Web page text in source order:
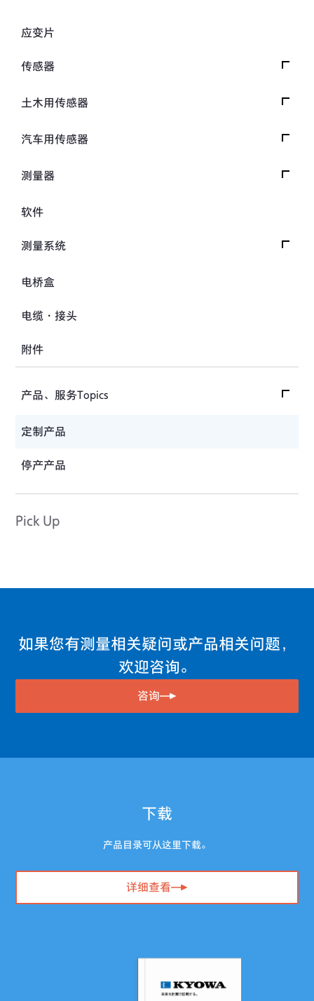
应变片
传感器
载荷传感器
位移传感器
分力传感器
土木用传感器
载荷传感器
水位计
温度计
接缝计
汽车用传感器
安全带拉力传感器
车轮扭矩传感器
人体假人传感器
测量器
数据记录器
软件
测量系统
交通系统（公路）
试验装置、系统
电桥盒
电缆・接头
附件
产品、服务Topics
产品、服务Topics首页
定制产品
停产产品
Pick Up
如果您有测量相关疑问或产品相关问题，
欢迎咨询。
咨询
下载
产品目录可从这里下载。
详细查看